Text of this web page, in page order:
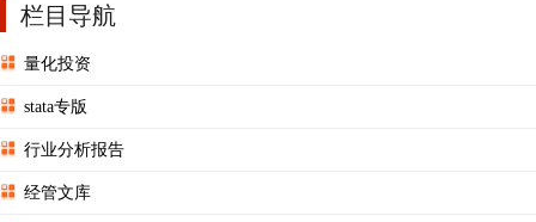
栏目导航
量化投资
stata专版
行业分析报告
经管文库